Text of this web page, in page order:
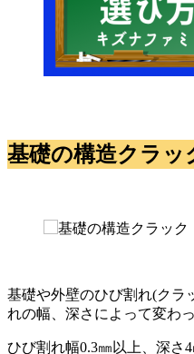
基礎の構造クラッ
基礎や外壁のひび割れ(クラ
れの幅、深さによって変わ
ひび割れ幅0.3㎜以上、深さ